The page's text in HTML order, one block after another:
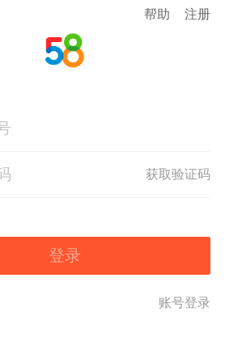
帮助 注册
获取验证码
登录
账号登录